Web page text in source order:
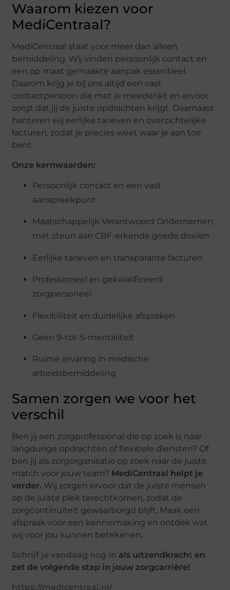
Waarom kiezen voor
MediCentraal?
MediCentraal staat voor meer dan alleen
bemiddeling. Wij vinden persoonlijk contact en
een op maat gemaakte aanpak essentieel.
Daarom krijg je bij ons altijd een vast
contactpersoon die met je meedenkt en ervoor
zorgt dat jij de juiste opdrachten krijgt. Daarnaast
hanteren wij eerlijke tarieven en overzichtelijke
facturen, zodat je precies weet waar je aan toe
bent.
Onze kernwaarden:
Persoonlijk contact en een vast
aanspreekpunt
Maatschappelijk Verantwoord Ondernemen,
met steun aan CBF-erkende goede doelen
Eerlijke tarieven en transparante facturen
Professioneel en gekwalificeerd
zorgpersoneel
Flexibiliteit en duidelijke afspraken
Geen 9-tot-5-mentaliteit
Ruime ervaring in medische
arbeidsbemiddeling
Samen zorgen we voor het
verschil
Ben jij een zorgprofessional die op zoek is naar
langdurige opdrachten of flexibele diensten? Of
ben jij als zorgorganisatie op zoek naar de juiste
match voor jouw team? MediCentraal helpt je
verder. Wij zorgen ervoor dat de juiste mensen
op de juiste plek terechtkomen, zodat de
zorgcontinuïteit gewaarborgd blijft. Maak een
afspraak voor een kennismaking en ontdek wat
wij voor jou kunnen betekenen.
Schrijf je vandaag nog in als uitzendkracht en
zet de volgende stap in jouw zorgcarrière!
https://medicentraal.nl/